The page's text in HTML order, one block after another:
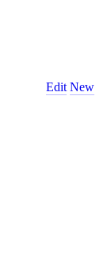
Edit New